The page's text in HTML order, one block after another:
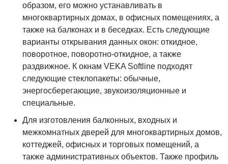
образом, его можно устанавливать в
многоквартирных домах, в офисных помещениях, а
также на балконах и в беседках. Есть следующие
варианты открывания данных окон: откидное,
поворотное, поворотно-откидное, а также
раздвижное. К окнам VEKA Softline подходят
следующие стеклопакеты: обычные,
энергосберегающие, звукоизоляционные и
специальные.
Для изготовления балконных, входных и
межкомнатных дверей для многоквартирных домов,
коттеджей, офисных и торговых помещений, а
также административных объектов. Также профиль